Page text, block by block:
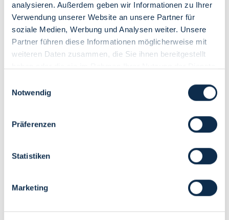
analysieren. Außerdem geben wir Informationen zu Ihrer
Verwendung unserer Website an unsere Partner für
soziale Medien, Werbung und Analysen weiter. Unsere
Partner führen diese Informationen möglicherweise mit
weiteren Daten zusammen, die Sie ihnen bereitgestellt
Notwendig
Präferenzen
Statistiken
Marketing
Zimmer für 1 oder 2 Erwachsene und max. 1 Kind bis 2 Jahre
im Babybett. Küchenpantry ausgestattet mit Geschirr,
Kühlschrank, Herd, teilweise Mikrowelle, Kaffeemaschine,
Toaster und Wasserkocher
Ausstattungsmerkmale Hotelzimmer:Dusche, WC, Föhn,
Minibar im Zimmer, Radio, TV, Telefon im Zimmer, W-LAN im
Verfügbarkeiten anzeigen